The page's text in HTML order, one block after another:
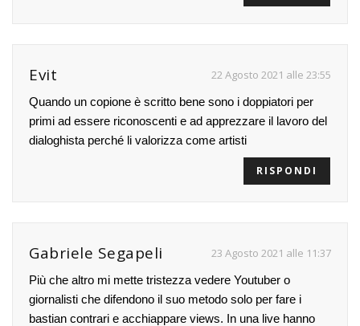
Evit 22 Agosto 2021 alle 23:55
Quando un copione è scritto bene sono i doppiatori per
primi ad essere riconoscenti e ad apprezzare il lavoro del
dialoghista perché li valorizza come artisti
RISPONDI
Gabriele Segapeli 23 Agosto 2021 alle 11:37
Più che altro mi mette tristezza vedere Youtuber o
giornalisti che difendono il suo metodo solo per fare i
bastian contrari e acchiappare views. In una live hanno